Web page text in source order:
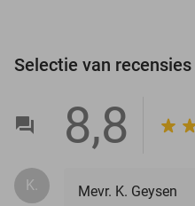
Selectie van recensies
8,8
K.
Mevr. K. Geysen